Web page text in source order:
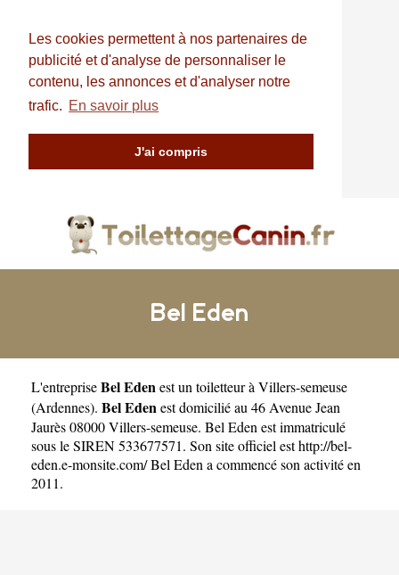
Les cookies permettent à nos partenaires de
publicité et d'analyse de personnaliser le
contenu, les annonces et d'analyser notre
trafic. En savoir plus
J'ai compris
Bel Eden
L'entrepriseBel Edenest un toiletteur à Villers-semeuse
(Ardennes). Bel Edenest domicilié au 46 Avenue Jean
Jaurès 08000 Villers-semeuse. Bel Eden est immatriculé
sous le SIREN 533677571. Son site officiel esthttp://bel-
eden.e-monsite.com/Bel Eden a commencé son activité en
2011.